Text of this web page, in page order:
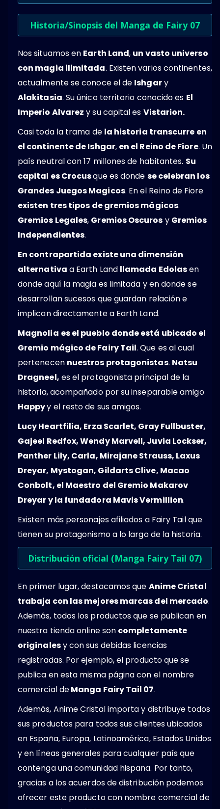
Historia/Sinopsis del Manga de Fairy 07
Nos situamos en Earth Land, un vasto universo
con magia ilimitada. Existen varios continentes,
actualmente se conoce el de Ishgary
Alakitasia. Su único territorio conocido es El
Imperio Alvarez y su capital es Vistarion.
Casi toda la trama de la historia transcurre en
el continente de Ishgar, en el Reino de Fiore. Un
país neutral con 17 millones de habitantes. Su
capital es Crocusque es donde se celebran los
Grandes Juegos Magicos. En el Reino de Fiore
existen tres tipos de gremios mágicos.
Gremios Legales, Gremios Oscuros y Gremios
Independientes.
En contrapartida existe una dimensión
alternativa a Earth Land llamada Edolasen
donde aquí la magia es limitada y en donde se
desarrollan sucesos que guardan relación e
implican directamente a Earth Land.
Magnolia es el pueblo donde está ubicado el
Gremio mágico de Fairy Tail. Que es al cual
pertenecen nuestros protagonistas. Natsu
Dragneel, es el protagonista principal de la
historia, acompañado por su inseparable amigo
Happyy el resto de sus amigos.
Lucy Heartfilia, Erza Scarlet, Gray Fullbuster,
Gajeel Redfox, Wendy Marvell, Juvia Lockser,
Panther Lily, Carla, Mirajane Strauss, Laxus
Dreyar, Mystogan, Gildarts Clive, Macao
Conbolt, el Maestro del Gremio Makarov
Dreyar y la fundadora Mavis Vermillion.
Existen más personajes afiliados a Fairy Tail que
tienen su protagonismo a lo largo de la historia.
Distribución oficial (Manga Fairy Tail 07)
En primer lugar, destacamos que Anime Cristal
trabaja con las mejores marcas del mercado.
Además, todos los productos que se publican en
nuestra tienda online son completamente
originalesy con sus debidas licencias
registradas. Por ejemplo, el producto que se
publica en esta misma página con el nombre
comercial deManga Fairy Tail 07.
Además, Anime Cristal importa y distribuye todos
sus productos para todos sus clientes ubicados
en España, Europa, Latinoamérica, Estados Unidos
y en líneas generales para cualquier país que
contenga una comunidad hispana. Por tanto,
gracias a los acuerdos de distribución podemos
ofrecer este producto con nombre comercial de